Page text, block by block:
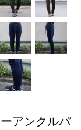
アンクルパ